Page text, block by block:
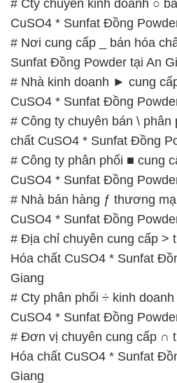
CuSO4 * Sunfat Đồng
# Nhà bán hàng ƒ thương
CuSO4 * Sunfat Đồng
# Địa chỉ chuyên cung cấp >
Hóa chất CuSO4 * Sunfat
Giang
# Cty phân phối ÷ kinh
CuSO4 * Sunfat Đồng
# Đơn vị chuyên cung cấp ∩
Hóa chất CuSO4 * Sunfat
Giang
📞 PHÒNG KINH DOANH –
ĐẮC TRƯỜNG PHÁT
🌐 Website: https://
📞 Hotline:
– 0933.920.505 –
– 028.3756.1835 –